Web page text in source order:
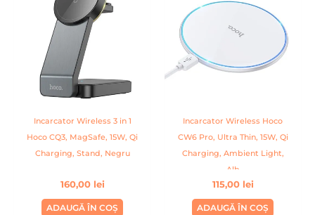
Incarcator Wireless 3 in 1
Hoco CQ3, MagSafe, 15W, Qi
Charging, Stand, Negru
160,00 lei
ADAUGĂ ÎN COȘ
Incarcator Wireless Hoco
CW6 Pro, Ultra Thin, 15W, Qi
Charging, Ambient Light,
Alb
115,00 lei
ADAUGĂ ÎN COȘ